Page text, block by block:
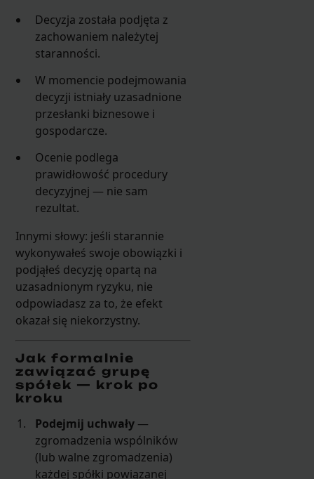
Decyzja została podjęta z
zachowaniem należytej
staranności.
W momencie podejmowania
decyzji istniały uzasadnione
przesłanki biznesowe i
gospodarcze.
Ocenie podlega
prawidłowość procedury
decyzyjnej — nie sam
rezultat.
Innymi słowy: jeśli starannie
wykonywałeś swoje obowiązki i
podjąłeś decyzję opartą na
uzasadnionym ryzyku, nie
odpowiadasz za to, że efekt
okazał się niekorzystny.
Jak formalnie
zawiązać grupę
spółek — krok po
kroku
Podejmij uchwały —
zgromadzenia wspólników
(lub walne zgromadzenia)
każdej spółki powiązanej